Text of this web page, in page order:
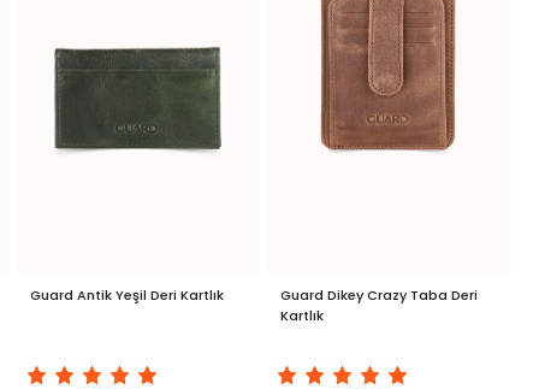
Guard Antik Yeşil Deri Kartlık
Guard Dikey Crazy Taba Deri
Kartlık